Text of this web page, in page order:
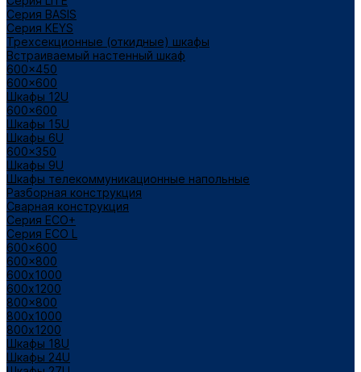
Cерия BASIS
Cерия KEYS
Трехсекционные (откидные) шкафы
Встраиваемый настенный шкаф
600x450
600x600
Шкафы 12U
600x600
Шкафы 15U
Шкафы 6U
600x350
Шкафы 9U
Шкафы телекоммуникационные напольные
Разборная конструкция
Сварная конструкция
Серия ECO+
Серия ECO L
600x600
600x800
600х1000
600х1200
800x800
800х1000
800х1200
Шкафы 18U
Шкафы 24U